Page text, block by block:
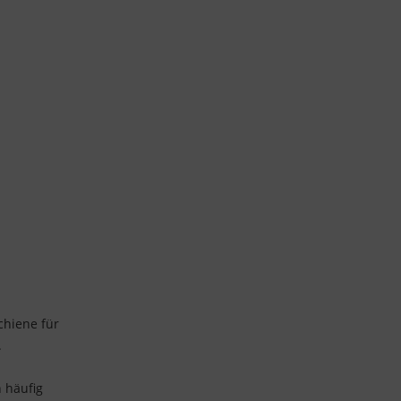
für
häufig